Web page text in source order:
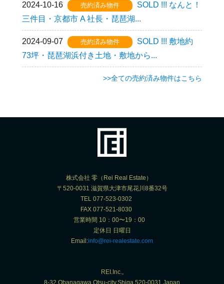
2024-10-16 売約済み物件
SOLD !!! なんと！
三件目・京都市 A 社長・琵琶湖...
2024-09-07 売約済み物件
SOLD !!! 敷地約
73坪・琵琶湖浜付き土地・敷地から...
>>全ての売約済み物件はこちら
株式会社 零（Rei Real Estate）
〒520-0031 滋賀県大津市尾花川8番32号
TEL 077-523-0302
FAX 077-521-8030
営業時間 10：00〜19：00
定休日 日曜日
Email:info@rei-realestate.com
REI.Inc.,